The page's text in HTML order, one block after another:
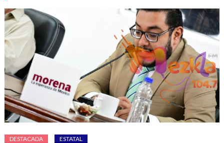
DESTACADA ESTATAL